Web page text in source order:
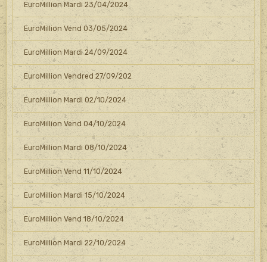
EuroMillion Mardi 23/04/2024
EuroMillion Vend 03/05/2024
EuroMillion Mardi 24/09/2024
EuroMillion Vendred 27/09/202
EuroMillion Mardi 02/10/2024
EuroMillion Vend 04/10/2024
EuroMillion Mardi 08/10/2024
EuroMillion Vend 11/10/2024
EuroMillion Mardi 15/10/2024
EuroMillion Vend 18/10/2024
EuroMillion Mardi 22/10/2024